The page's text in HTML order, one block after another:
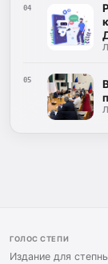
04
05
ГОЛОС СТЕПИ
Издание для